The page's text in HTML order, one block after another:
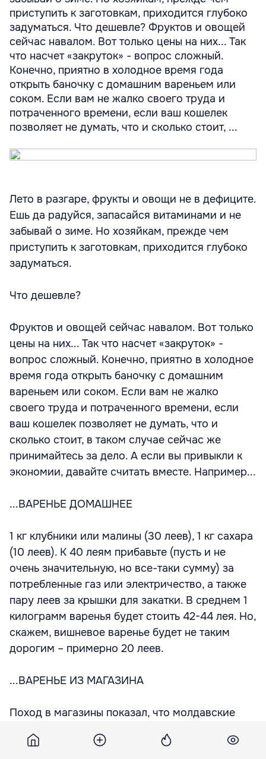
приступить к заготовкам, приходится глубоко
задуматься. Что дешевле? Фруктов и овощей
сейчас навалом. Вот только цены на них... Так
что насчет «закруток» - вопрос сложный.
Конечно, приятно в холодное время года
открыть баночку с домашним вареньем или
соком. Если вам не жалко своего труда и
потраченного времени, если ваш кошелек
позволяет не думать, что и сколько стоит, ...
Лето в разгаре, фрукты и овощи не в дефиците.
Ешь да радуйся, запасайся витаминами и не
забывай о зиме. Но хозяйкам, прежде чем
приступить к заготовкам, приходится глубоко
задуматься.
Что дешевле?
Фруктов и овощей сейчас навалом. Вот только
цены на них... Так что насчет «закруток» -
вопрос сложный. Конечно, приятно в холодное
время года открыть баночку с домашним
вареньем или соком. Если вам не жалко
своего труда и потраченного времени, если
ваш кошелек позволяет не думать, что и
сколько стоит, в таком случае сейчас же
принимайтесь за дело. А если вы привыкли к
экономии, давайте считать вместе. Например...
...ВАРЕНЬЕ ДОМАШНЕЕ
1 кг клубники или малины (30 леев), 1 кг сахара
(10 леев). К 40 леям прибавьте (пусть и не
очень значительную, но все-таки сумму) за
потребленные газ или электричество, а также
пару леев за крышки для закатки. В среднем 1
килограмм варенья будет стоить 42-44 лея. Но,
скажем, вишневое варенье будет не таким
дорогим – примерно 20 леев.
...ВАРЕНЬЕ ИЗ МАГАЗИНА
Поход в магазины показал, что молдавские
стоят 14-20 леев баночка (350 граммов), а